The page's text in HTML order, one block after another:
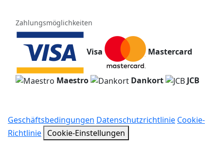
Zahlungsmöglichkeiten
Visa Mastercard
Maestro Dankort JCB
Geschäftsbedingungen Datenschutzrichtlinie Cookie-
Richtlinie Cookie-Einstellungen